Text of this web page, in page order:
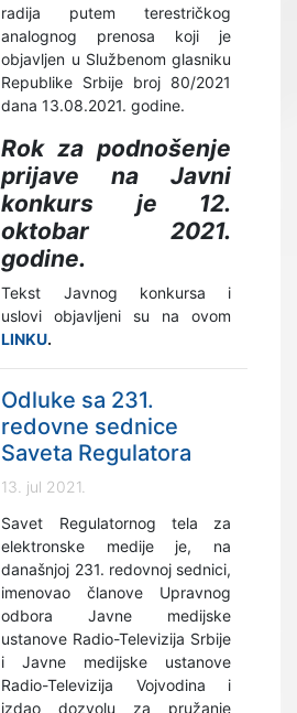
radija putem terestričkog
analognog prenosa koji je
objavljen u Službenom glasniku
Republike Srbije broj 80/2021
dana 13.08.2021. godine.
Rok za podnošenje
prijave na Javni
konkurs je 12.
oktobar 2021.
godine.
Tekst Javnog konkursa i
uslovi objavljeni su na ovom
LINKU.
Odluke sa 231.
redovne sednice
Saveta Regulatora
13. jul 2021.
Savet Regulatornog tela za
elektronske medije je, na
današnjoj 231. redovnoj sednici,
imenovao članove Upravnog
odbora Javne medijske
ustanove Radio-Televizija Srbije
i Javne medijske ustanove
Radio-Televizija Vojvodina i
izdao dozvolu za pružanje